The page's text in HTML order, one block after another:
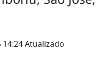
14:24Atualizado